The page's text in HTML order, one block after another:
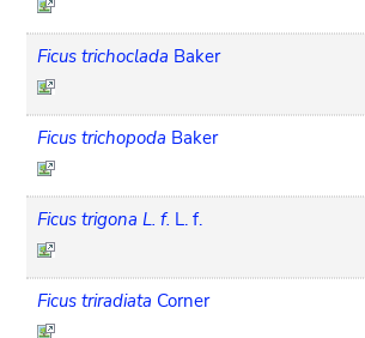
Ficus trichoclada Baker
Ficus trichopoda Baker
Ficus trigona L. f. L. f.
Ficus triradiata Corner